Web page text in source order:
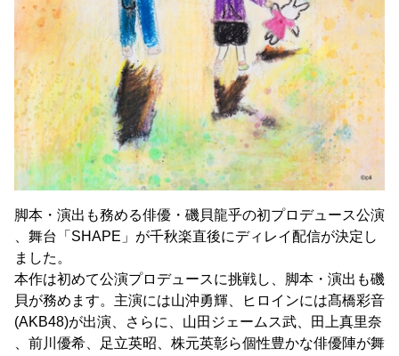
脚本・演出も務める俳優・磯貝龍乎の初プロデュース公演
、舞台「SHAPE」が千秋楽直後にディレイ配信が決定し
ました。
本作は初めて公演プロデュースに挑戦し、脚本・演出も磯
貝が務めます。主演には山沖勇輝、ヒロインには髙橋彩音
(AKB48)が出演、さらに、山田ジェームス武、田上真里奈
、前川優希、足立英昭、株元英彰ら個性豊かな俳優陣が舞